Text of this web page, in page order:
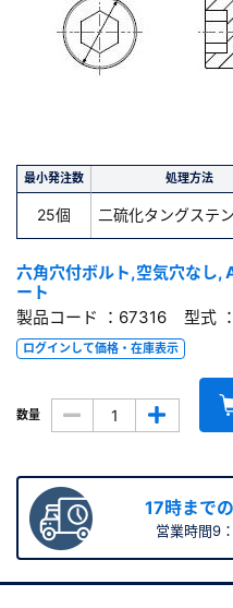
最小発注数 処理方法
25個 二硫化タングステ
六角穴付ボルト,空気穴なし
ート
製品コード ：67316 型式
ログインして価格・在庫表示
数量
17時まで
営業時間9